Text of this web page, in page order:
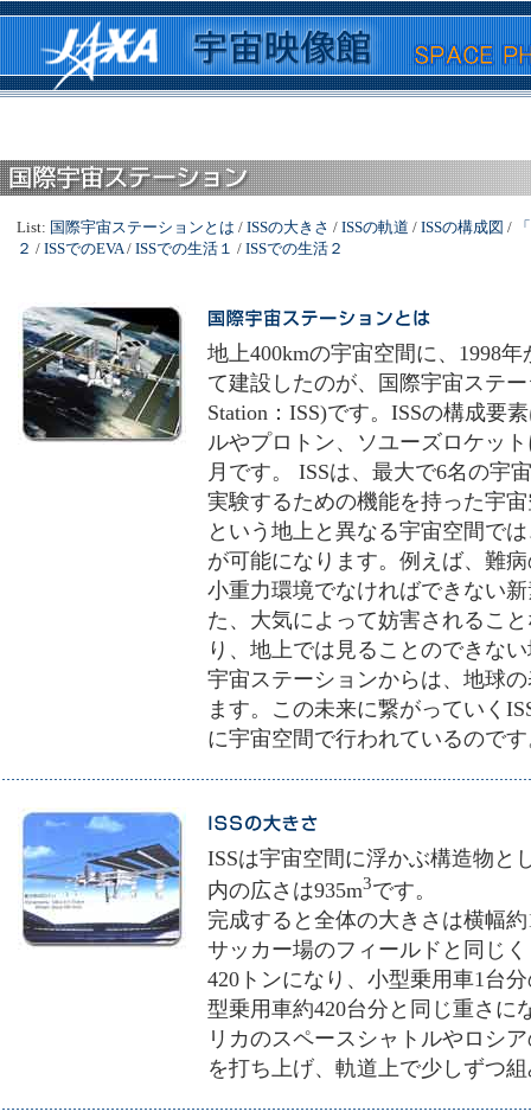
List: 国際宇宙ステーションとは / ISSの大きさ / ISSの軌道 / ISSの構成図 /
２ / ISSでのEVA/ ISSでの生活１ / ISSでの生活２
地上400kmの宇宙空間に、1998
て建設したのが、国際宇宙ステ
Station：ISS)です。ISSの構成要
ルやプロトン、ソユーズロケッ
月です。 ISSは、最大で6名の宇
実験するための機能を持った宇
という地上と異なる宇宙空間で
が可能になります。例えば、難
小重力環境でなければできない
た、大気によって妨害されるこ
り、地上では見ることのできな
宇宙ステーションからは、地球
ます。この未来に繋がっていく
に宇宙空間で行われているので
ISSは宇宙空間に浮かぶ構造物と
内の広さは935m3です。
完成すると全体の大きさは横幅
サッカー場のフィールドと同じ
420トンになり、小型乗用車1台
型乗用車約420台分と同じ重さに
リカのスペースシャトルやロシ
を打ち上げ、軌道上で少しずつ